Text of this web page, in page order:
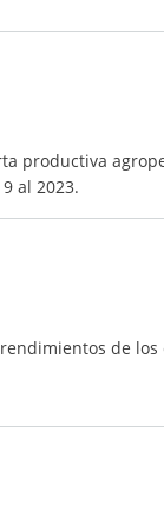
productiva
al 2023.
de